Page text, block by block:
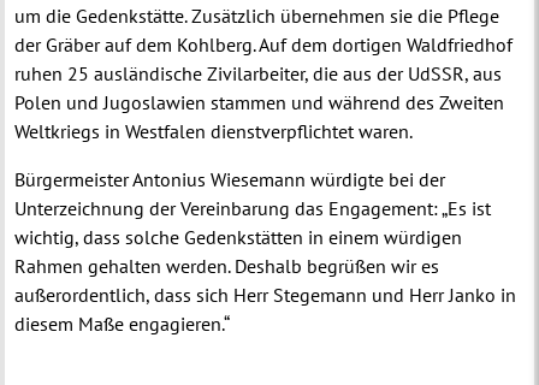
um die Gedenkstätte. Zusätzlich übernehmen sie die Pflege
der Gräber auf dem Kohlberg. Auf dem dortigen Waldfriedhof
ruhen 25 ausländische Zivilarbeiter, die aus der UdSSR, aus
Polen und Jugoslawien stammen und während des Zweiten
Weltkriegs in Westfalen dienstverpflichtet waren.
Bürgermeister Antonius Wiesemann würdigte bei der
Unterzeichnung der Vereinbarung das Engagement: „Es ist
wichtig, dass solche Gedenkstätten in einem würdigen
Rahmen gehalten werden. Deshalb begrüßen wir es
außerordentlich, dass sich Herr Stegemann und Herr Janko in
diesem Maße engagieren.“